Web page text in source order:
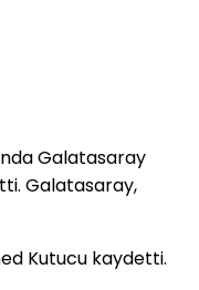
Galatasaray
Galatasaray,
Kutucu kaydetti.